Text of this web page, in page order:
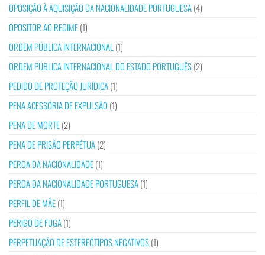
OPOSIÇÃO À AQUISIÇÃO DA NACIONALIDADE PORTUGUESA(4)
OPOSITOR AO REGIME(1)
ORDEM PÚBLICA INTERNACIONAL (1)
ORDEM PÚBLICA INTERNACIONAL DO ESTADO PORTUGUÊS(2)
PEDIDO DE PROTEÇÃO JURÍDICA(1)
PENA ACESSÓRIA DE EXPULSÃO (1)
PENA DE MORTE(2)
PENA DE PRISÃO PERPÉTUA(2)
PERDA DA NACIONALIDADE(1)
PERDA DA NACIONALIDADE PORTUGUESA(1)
PERFIL DE MÃE(1)
PERIGO DE FUGA(1)
PERPETUAÇÃO DE ESTEREÓTIPOS NEGATIVOS(1)